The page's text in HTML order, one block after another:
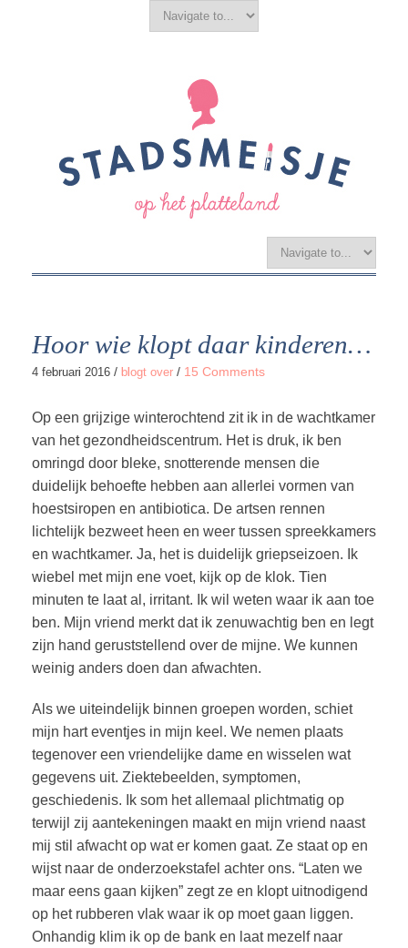
Hoor wie klopt daar kinderen…
4 februari 2016/ blogt over/ 15 Comments
Op een grijzige winterochtend zit ik in de wachtkamer
van het gezondheidscentrum. Het is druk, ik ben
omringd door bleke, snotterende mensen die
duidelijk behoefte hebben aan allerlei vormen van
hoestsiropen en antibiotica. De artsen rennen
lichtelijk bezweet heen en weer tussen spreekkamers
en wachtkamer. Ja, het is duidelijk griepseizoen. Ik
wiebel met mijn ene voet, kijk op de klok. Tien
minuten te laat al, irritant. Ik wil weten waar ik aan toe
ben. Mijn vriend merkt dat ik zenuwachtig ben en legt
zijn hand geruststellend over de mijne. We kunnen
weinig anders doen dan afwachten.
Als we uiteindelijk binnen groepen worden, schiet
mijn hart eventjes in mijn keel. We nemen plaats
tegenover een vriendelijke dame en wisselen wat
gegevens uit. Ziektebeelden, symptomen,
geschiedenis. Ik som het allemaal plichtmatig op
terwijl zij aantekeningen maakt en mijn vriend naast
mij stil afwacht op wat er komen gaat. Ze staat op en
wijst naar de onderzoekstafel achter ons. “Laten we
maar eens gaan kijken” zegt ze en klopt uitnodigend
op het rubberen vlak waar ik op moet gaan liggen.
Onhandig klim ik op de bank en laat mezelf naar